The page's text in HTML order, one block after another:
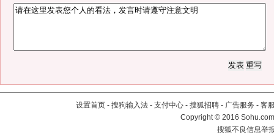
设置首页 - 搜狗输入法 - 支付中心 - 搜狐招聘 - 广告服务 - 客
Copyright©2016
搜狐不良信息举